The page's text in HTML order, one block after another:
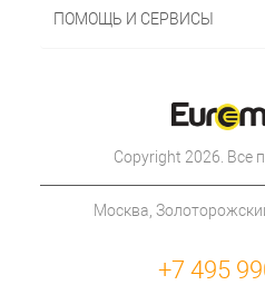
ПОМОЩЬ И СЕРВИСЫ
Copyright 2026. Все
Москва,
+7 495